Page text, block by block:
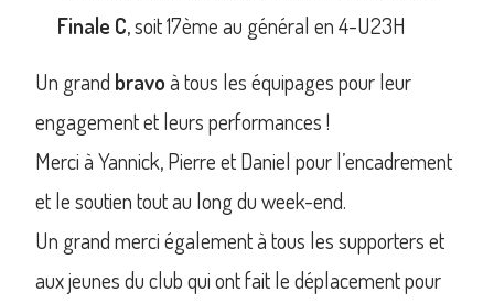
Finale C, soit 17ème au général en 4-U23H
Un grand bravoà tous les équipages pour leur
engagement et leurs performances !
Merci à Yannick, Pierre et Daniel pour l’encadrement
et le soutien tout au long du week-end.
Un grand merci également à tous les supporters et
aux jeunes du club qui ont fait le déplacement pour